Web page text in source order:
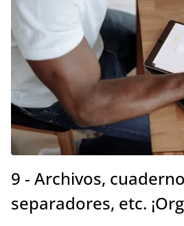
9 - Archivos,
separadores, etc.